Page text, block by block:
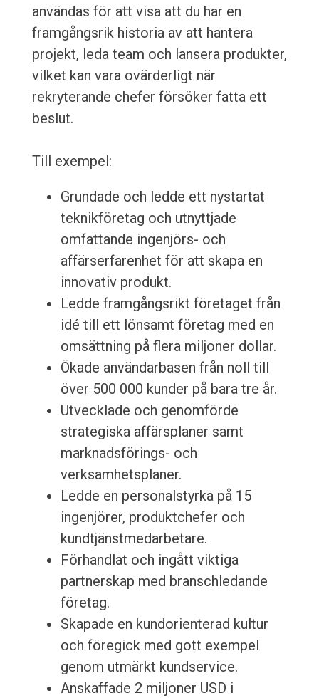
användas för att visa att du har en
framgångsrik historia av att hantera
projekt, leda team och lansera produkter,
vilket kan vara ovärderligt när
rekryterande chefer försöker fatta ett
beslut.
Till exempel:
Grundade och ledde ett nystartat
teknikföretag och utnyttjade
omfattande ingenjörs- och
affärserfarenhet för att skapa en
innovativ produkt.
Ledde framgångsrikt företaget från
idé till ett lönsamt företag med en
omsättning på flera miljoner dollar.
Ökade användarbasen från noll till
över 500 000 kunder på bara tre år.
Utvecklade och genomförde
strategiska affärsplaner samt
marknadsförings- och
verksamhetsplaner.
Ledde en personalstyrka på 15
ingenjörer, produktchefer och
kundtjänstmedarbetare.
Förhandlat och ingått viktiga
partnerskap med branschledande
företag.
Skapade en kundorienterad kultur
och föregick med gott exempel
genom utmärkt kundservice.
Anskaffade 2 miljoner USD i